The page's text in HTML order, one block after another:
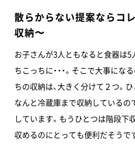
散らからない提案ならコ
収納〜
お子さんが3人ともなると食器は
ちこっちに・・・。そこで大事に
ちの収納は、大きく分けて２つ。
なんと冷蔵庫まで収納している
しています。もうひとつは階段下
収めるのにとっても便利だそうで